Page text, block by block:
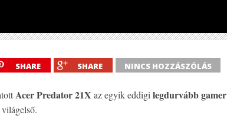
SHARE SHARE NINCS HOZZÁSZÓLÁS
Acer Predator 21X az egyik eddigi legdurvább gamer